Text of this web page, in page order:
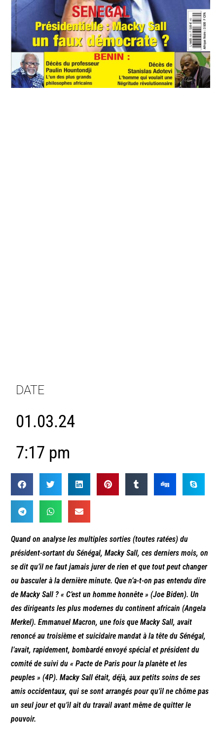
DATE
01.03.24
7:17 pm
Quand on analyse les multiples sorties (toutes ratées) du
président-sortant du Sénégal, Macky Sall, ces derniers mois, on
se dit qu’il ne faut jamais jurer de rien et que tout peut changer
ou basculer à la dernière minute. Que n’a-t-on pas entendu dire
de Macky Sall ? « C’est un homme honnête » (Joe Biden). Un
des dirigeants les plus modernes du continent africain (Angela
Merkel). Emmanuel Macron, une fois que Macky Sall, avait
renoncé au troisième et suicidaire mandat à la tête du Sénégal,
l’avait, rapidement, bombardé envoyé spécial et président du
comité de suivi du « Pacte de Paris pour la planète et les
peuples » (4P). Macky Sall était, déjà, aux petits soins de ses
amis occidentaux, qui se sont arrangés pour qu’il ne chôme pas
un seul jour et qu’il ait du travail avant même de quitter le
pouvoir.